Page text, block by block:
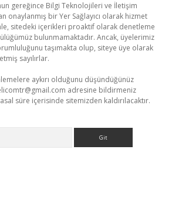
gereğince Bilgi Teknolojileri ve İletişim
onaylanmış bir Yer Sağlayıcı olarak hizmet
sitedeki içerikleri proaktif olarak denetleme
bulunmamaktadır. Ancak, üyelerimiz
taşımakta olup, siteye üye olarak
sayılırlar.
aykırı olduğunu düşündüğünüz
adresine bildirmeniz
süre içerisinde sitemizden kaldırılacaktır.